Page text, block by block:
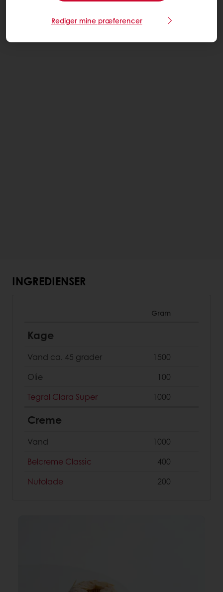
INGREDIENSER
Gram
Kage
Vand ca. 45 grader
1500
Olie
100
Tegral Clara Super
1000
Creme
Vand
1000
Belcreme Classic
400
Nutolade
200
Rediger mine præferencer